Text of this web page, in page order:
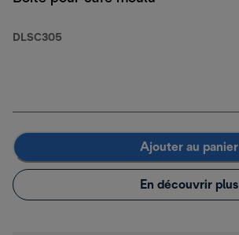
DLSC305
Ajouter au panier
En découvrir plus